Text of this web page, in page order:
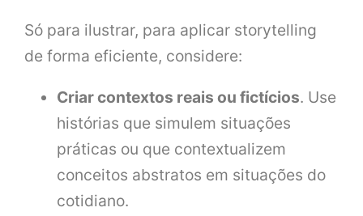
Só para ilustrar, para aplicar storytelling
de forma eficiente, considere:
Criar contextos reais ou fictícios. Use
histórias que simulem situações
práticas ou que contextualizem
conceitos abstratos em situações do
cotidiano.